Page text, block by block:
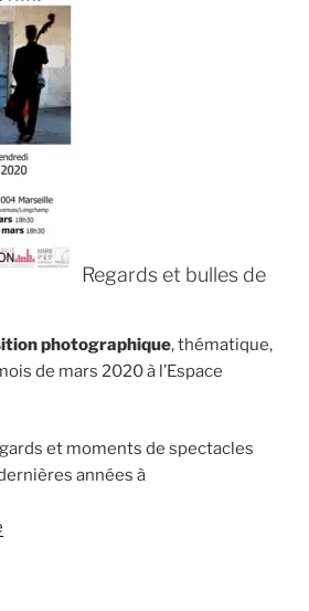
Regards et bulles de
photographique, thématique,
de mars 2020 à l’Espace
et moments de spectacles
années à